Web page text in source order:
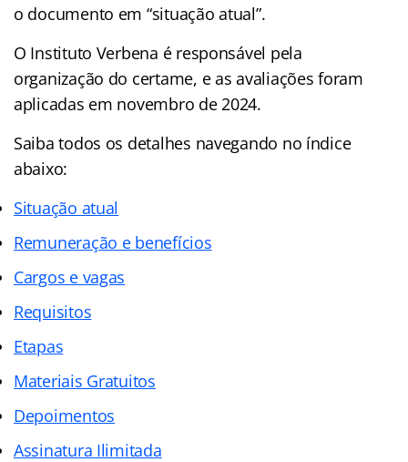
o documento em “situação atual”.
O Instituto Verbena é responsável pela
organização do certame, e as avaliações foram
aplicadas em novembro de 2024.
Saiba todos os detalhes navegando no índice
abaixo:
Situação atual
Remuneração e benefícios
Cargos e vagas
Requisitos
Etapas
Materiais Gratuitos
Depoimentos
Assinatura Ilimitada